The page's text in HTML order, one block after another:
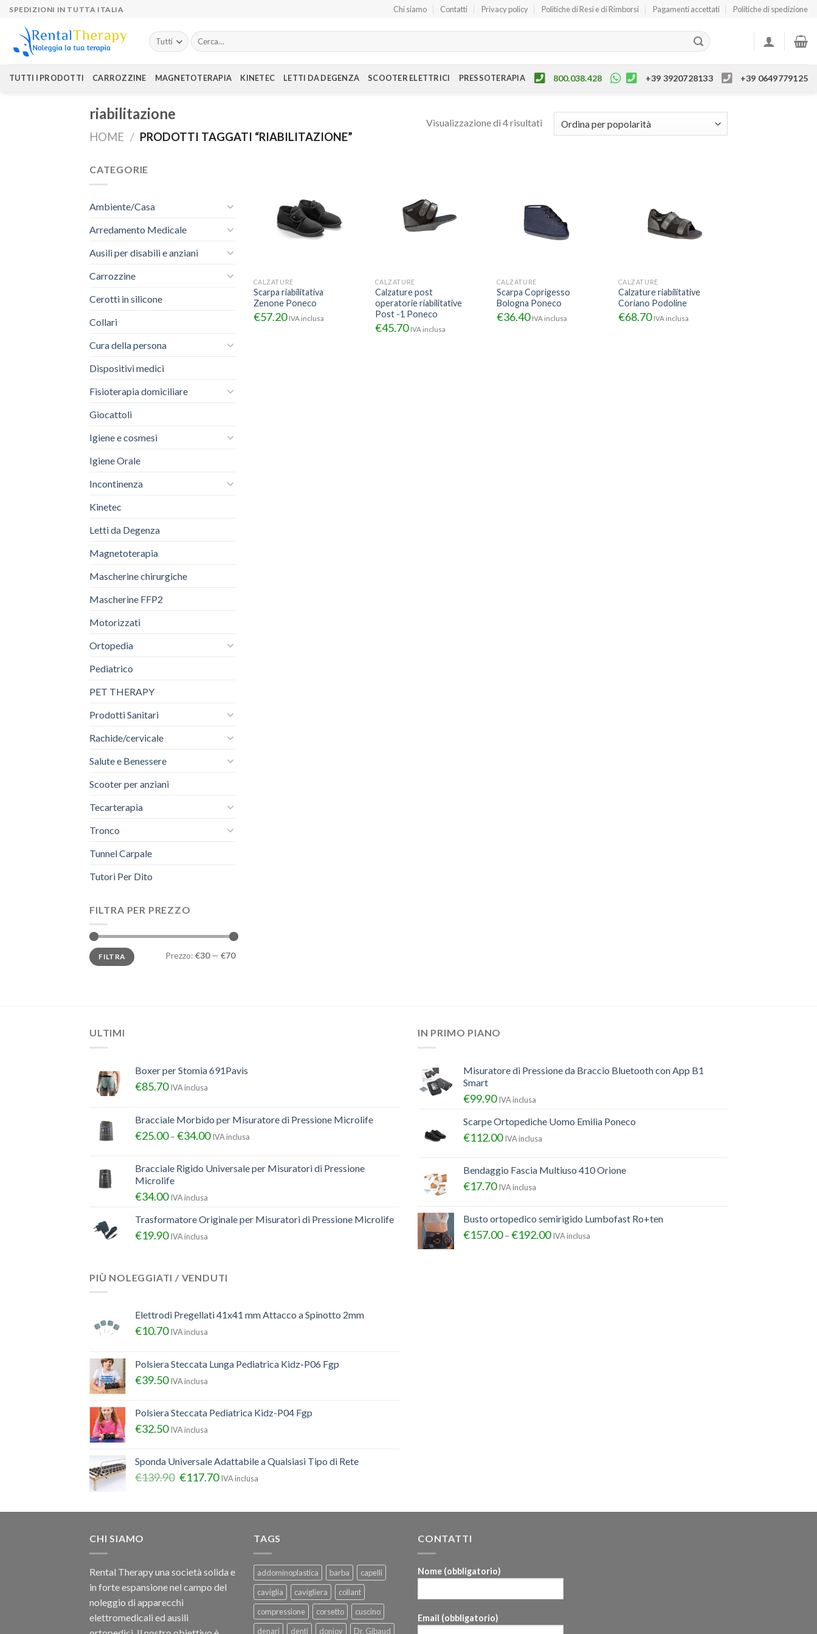
Skip
content
SPEDIZIONI IN TUTTA ITALIA Chi siamo Contatti Privacy policy Politiche di Resi e di Rimborsi Pagamenti accettati Politiche di spedizione
Cerca:
TUTTI I PRODOTTI CARROZZINE MAGNETOTERAPIA KINETEC LETTI DA DEGENZA SCOOTER ELETTRICI PRESSOTERAPIA 800.038.428 +39 3920728133 +39 0649779125
riabilitazione
HOME / PRODOTTI TAGGATI “RIABILITAZIONE”
Visualizzazione di 4 risultati
CATEGORIE
Ambiente/Casa
Arredamento Medicale
Ausili per disabili e anziani
Carrozzine
Cerotti in silicone
Collari
Cura della persona
Dispositivi medici
Fisioterapia domiciliare
Giocattoli
Igiene e cosmesi
Igiene Orale
Incontinenza
Kinetec
Letti da Degenza
Magnetoterapia
Mascherine chirurgiche
Mascherine FFP2
Motorizzati
Ortopedia
Pediatrico
PET THERAPY
Prodotti Sanitari
Rachide/cervicale
Salute e Benessere
Scooter per anziani
Tecarterapia
Tronco
Tunnel Carpale
Tutori Per Dito
FILTRA PER PREZZO
Prezzo
Min
Prezzo
MaxFILTRA Prezzo: €30— €70
CALZATURE
Scarpa riabilitativa
Zenone Poneco
€57.20 IVA inclusa
CALZATURE
Calzature post
operatorie riabilitative
Post -1 Poneco
€45.70 IVA inclusa
CALZATURE
Scarpa Coprigesso
Bologna Poneco
€36.40 IVA inclusa
CALZATURE
Calzature riabilitative
Coriano Podoline
€68.70 IVA inclusa
ULTIMI
Boxer per Stomia 691Pavis
€85.70 IVA inclusa
Bracciale Morbido per Misuratore di Pressione Microlife
€25.00– €34.00 IVA inclusa
Bracciale Rigido Universale per Misuratori di Pressione
Microlife
€34.00 IVA inclusa
Trasformatore Originale per Misuratori di Pressione Microlife
€19.90 IVA inclusa
IN PRIMO PIANO
Misuratore di Pressione da Braccio Bluetooth con App B1
Smart
€99.90 IVA inclusa
Scarpe Ortopediche Uomo Emilia Poneco
€112.00 IVA inclusa
Bendaggio Fascia Multiuso 410 Orione
€17.70 IVA inclusa
Busto ortopedico semirigido Lumbofast Ro+ten
€157.00– €192.00 IVA inclusa
PIÙ NOLEGGIATI / VENDUTI
Elettrodi Pregellati 41x41 mm Attacco a Spinotto 2mm
€10.70 IVA inclusa
Polsiera Steccata Lunga Pediatrica Kidz-P06 Fgp
€39.50 IVA inclusa
Polsiera Steccata Pediatrica Kidz-P04 Fgp
€32.50 IVA inclusa
Sponda Universale Adattabile a Qualsiasi Tipo di Rete
€139.90 €117.70 IVA inclusa
CHI SIAMO
Rental Therapy una società solida e
in forte espansione nel campo del
noleggio di apparecchi
elettromedicali ed ausili
TAGS
addominoplastica barba
capelli
caviglia
cavigliera
collant
compressione
corsetto
cuscino
denari
denti donjoy Dr. Gibaud
CONTATTI
Nome (obbligatorio)
Email (obbligatorio)